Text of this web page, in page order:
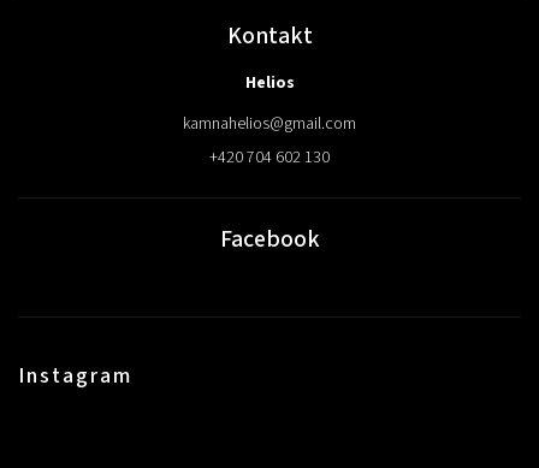
Kontakt
Helios
kamnahelios@gmail.com
+420 704 602 130
Facebook
Instagram